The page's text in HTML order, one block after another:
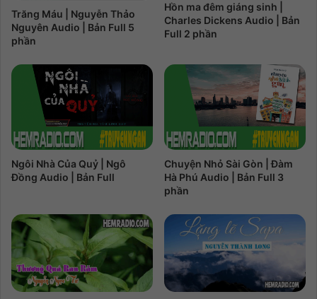
Trăng Máu | Nguyễn Thảo
Nguyên Audio | Bản Full 5
phần
Hồn ma đêm giáng sinh |
Charles Dickens Audio | Bản
Full 2 phần
Ngôi Nhà Của Quỷ | Ngô
Đồng Audio | Bản Full
Chuyện Nhỏ Sài Gòn | Đàm
Hà Phú Audio | Bản Full 3
phần